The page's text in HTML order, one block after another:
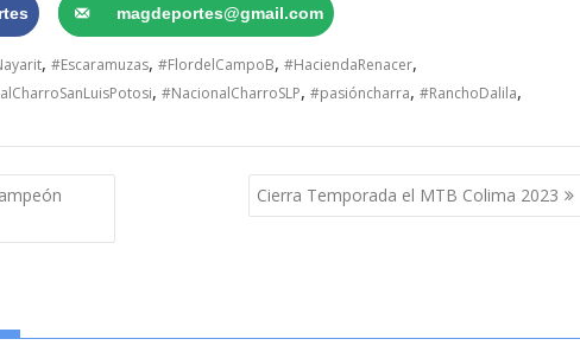
magdeportes@gmail.com
, #Escaramuzas, #FlordelCampoB, #HaciendaRenacer,
, #NacionalCharroSLP, #pasióncharra, #RanchoDalila,
Cierra Temporada el MTB Colima 2023